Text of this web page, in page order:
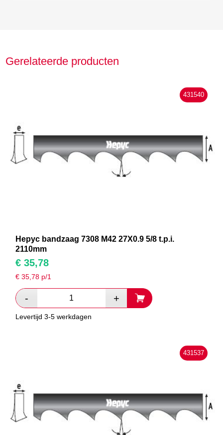
Gerelateerde producten
431540
Hepyc bandzaag 7308 M42 27X0.9 5/8 t.p.i.
2110mm
€ 35,78
€35,78 p/1
Levertijd 3-5 werkdagen
431537